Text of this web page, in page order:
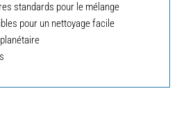
standards pour le mélange
pour un nettoyage facile